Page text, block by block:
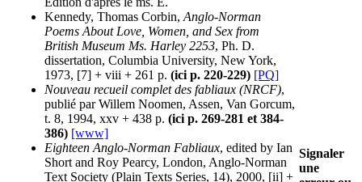
Kennedy, Thomas Corbin, Anglo-Norman
Poems About Love, Women, and Sex from
British Museum Ms. Harley 2253, Ph. D.
dissertation, Columbia University, New York,
1973, [7] + viii + 261 p. (ici p. 220-229) [PQ]
Nouveau recueil complet des fabliaux (NRCF),
publié par Willem Noomen, Assen, Van Gorcum,
t. 8, 1994, xxv + 438 p. (ici p. 269-281 et 384-
386) [www]
Eighteen Anglo-Norman Fabliaux, edited by Ian
Short and Roy Pearcy, London, Anglo-Norman
Text Society (Plain Texts Series, 14), 2000, [ii] +
Signaler
une